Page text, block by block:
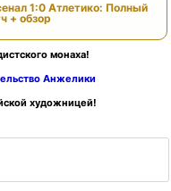
1:0 Атлетико: Полный
+ обзор
монаха!
Анжелики
художницей!